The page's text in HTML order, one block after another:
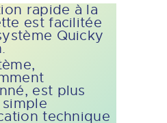
rapide à la
est facilitée
Quicky
est plus
simple
technique